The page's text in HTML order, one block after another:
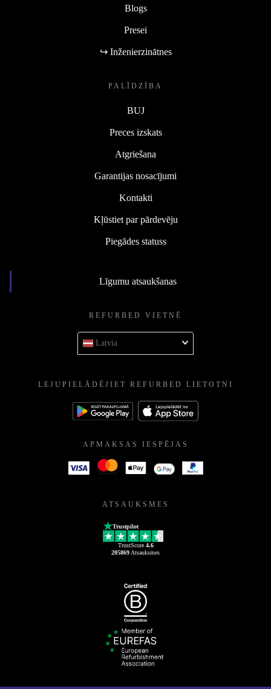
Blogs
Presei
↪ Inženierzinātnes
PALĪDZĪBA
BUJ
Preces izskats
Atgriešana
Garantijas nosacījumi
Kontakti
Kļūstiet par pārdevēju
Piegādes statuss
Līgumu atsaukšanas
REFURBED VIETNĒ
Latvia
LEJUPIELĀDĒJIET REFURBED LIETOTNI
APMAKSAS IESPĒJAS
ATSAUKSMES
Trustpilot
TrustScore 4.6
205869 Atsauksmes